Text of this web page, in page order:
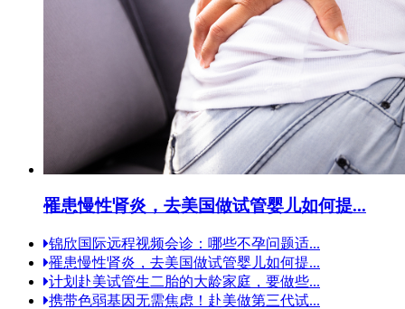
罹患慢性肾炎，去美国做试管婴儿如何提...
锦欣国际远程视频会诊：哪些不孕问题适...
罹患慢性肾炎，去美国做试管婴儿如何提...
计划赴美试管生二胎的大龄家庭，要做些...
携带色弱基因无需焦虑！赴美做第三代试...